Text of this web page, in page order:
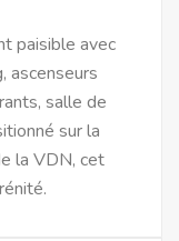
paisible avec
ascenseurs
salle de
sur la
la VDN, cet